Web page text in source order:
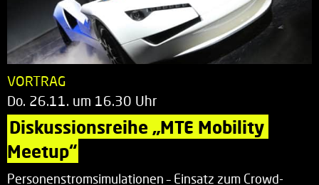
VORTRAG
Do. 26.11. um 16.30 Uhr
Diskussionsreihe „MTE Mobility
Meetup“
Personenstromsimulationen – Einsatz zum Crowd-